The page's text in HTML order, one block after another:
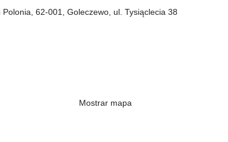
62-001, Goleczewo, ul. Tysiąclecia 38
Mostrar mapa